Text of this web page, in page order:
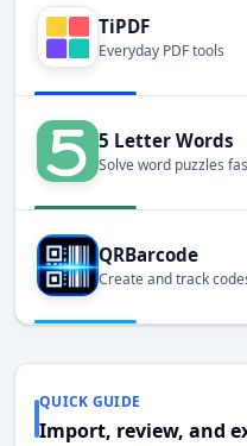
TiPDF
Everyday PDF tools
5 Letter Words
Solve word puzzles
QRBarcode
Create and track
QUICK GUIDE
Import, review, and